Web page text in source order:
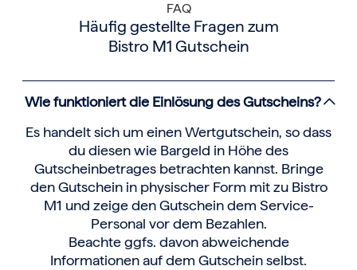
FAQ
Häufig gestellte Fragen zum
Bistro M1 Gutschein
Wie funktioniert die Einlösung des Gutscheins?
Es handelt sich um einen Wertgutschein, so dass
du diesen wie Bargeld in Höhe des
Gutscheinbetrages betrachten kannst. Bringe
den Gutschein in physischer Form mit zu Bistro
M1 und zeige den Gutschein dem Service-
Personal vor dem Bezahlen.
Beachte ggfs. davon abweichende
Informationen auf dem Gutschein selbst.